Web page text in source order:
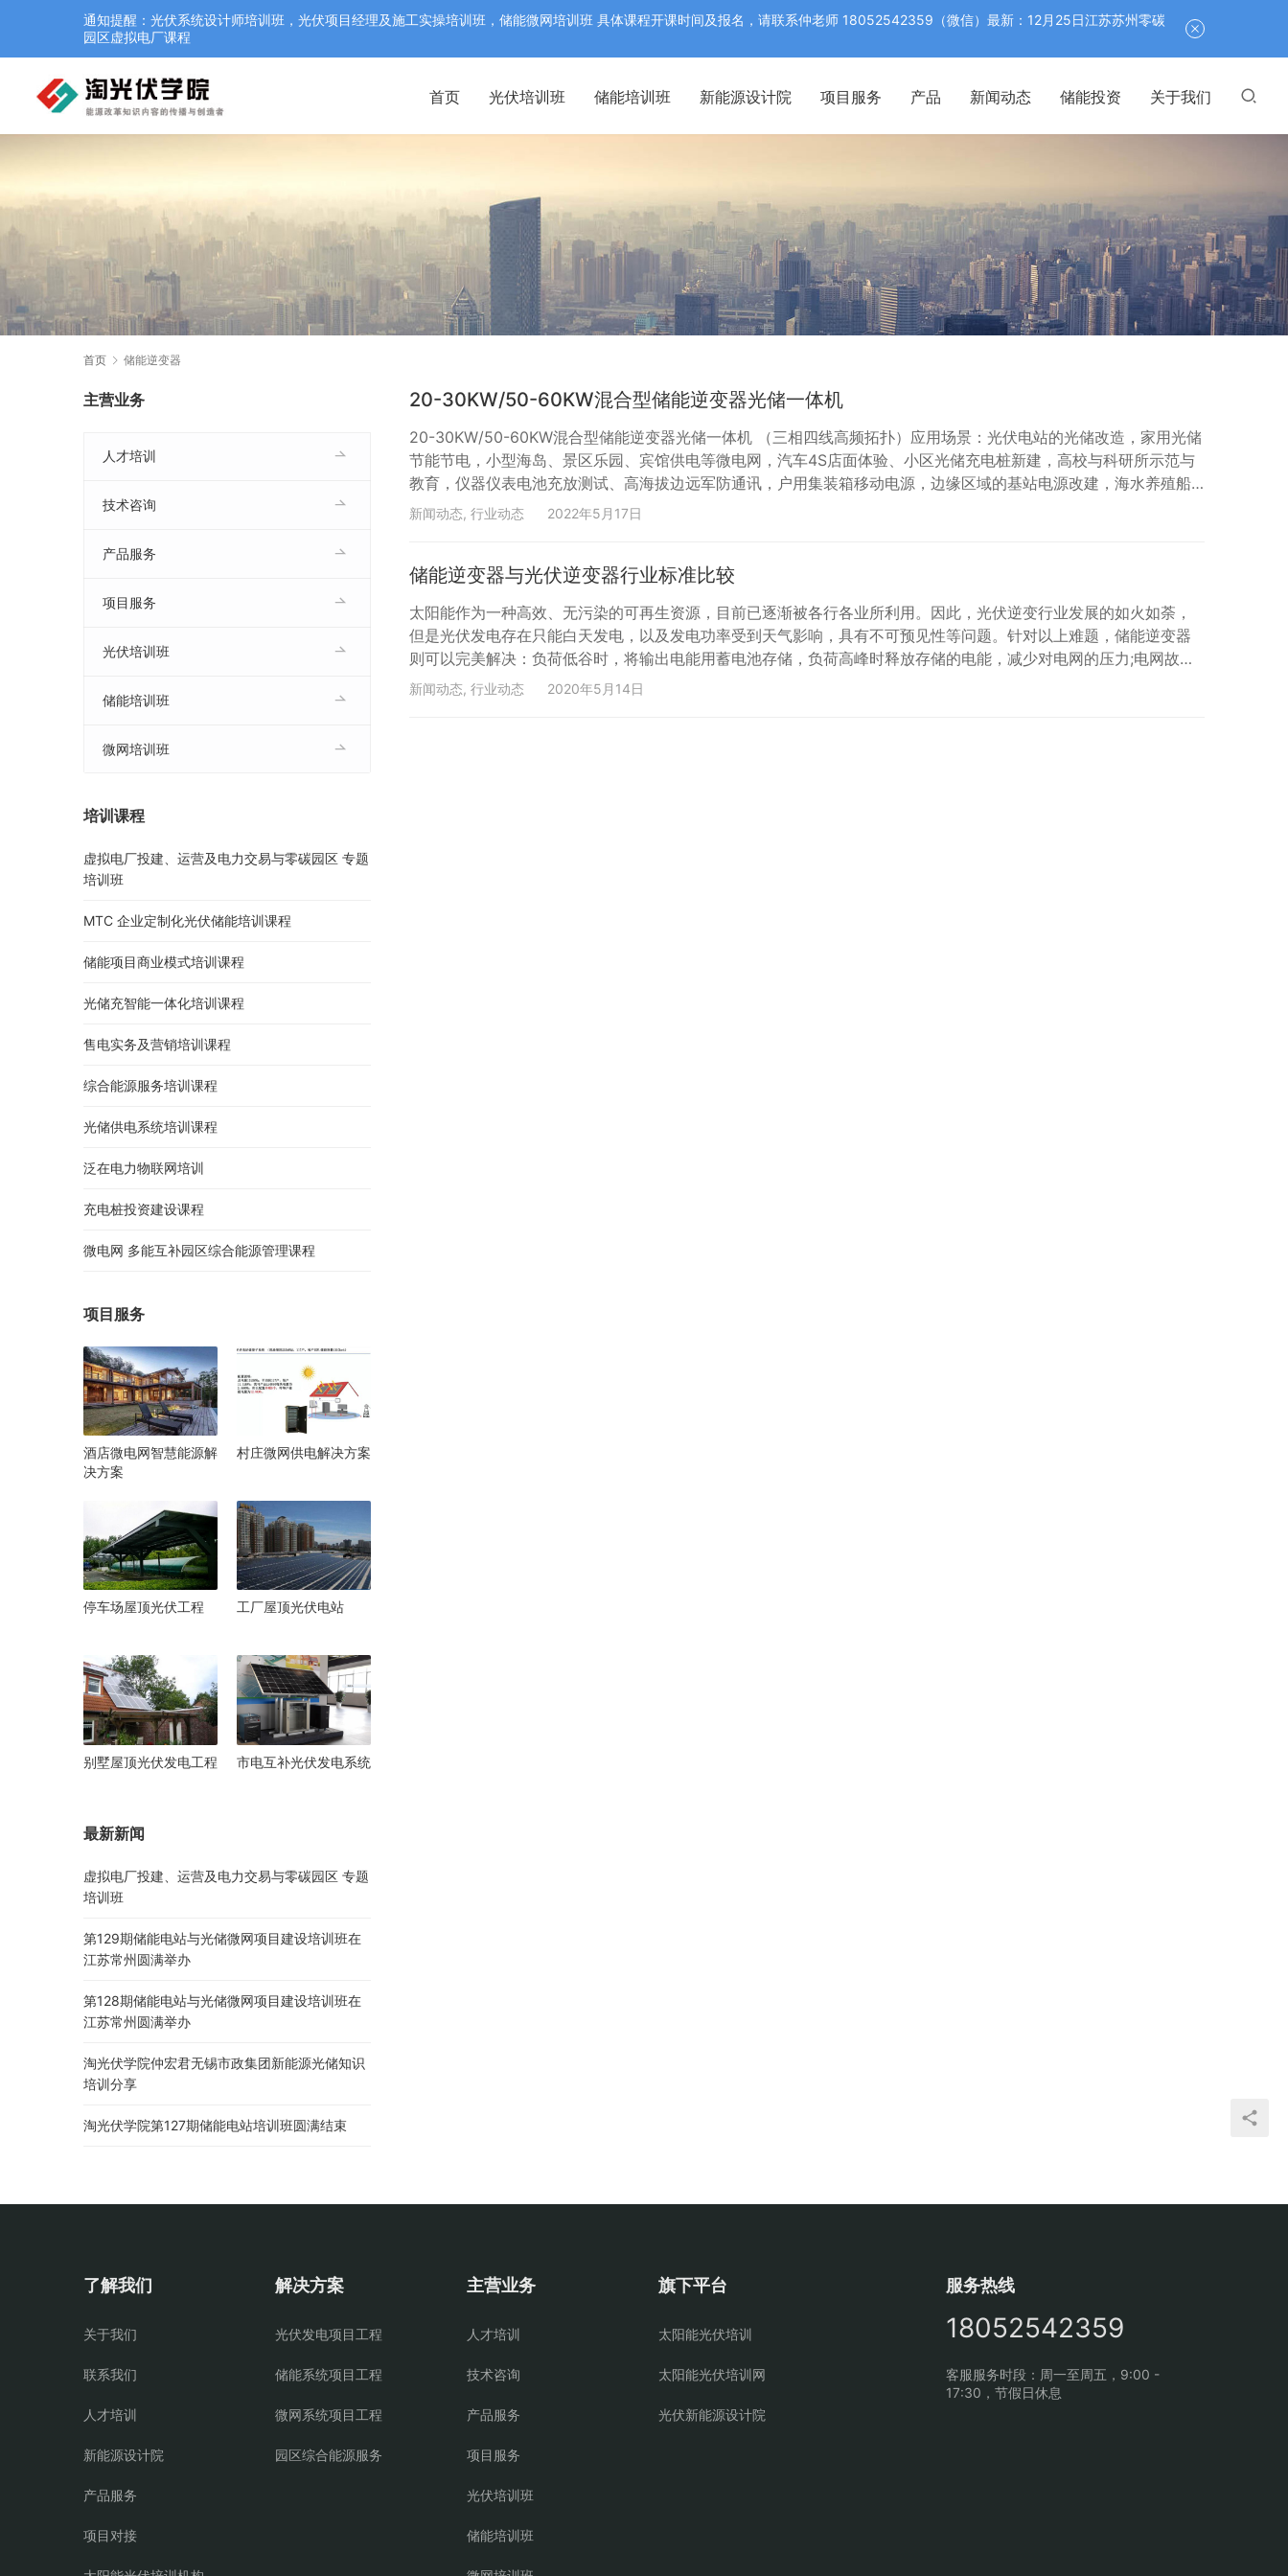
首页 光伏培训班 储能培训班 新能源设计院 项目服务 产品 新闻动态 储能投资 关于我们
首页 储能逆变器
20-30KW/50-60KW混合型储能逆变器光储一体机
20-30KW/50-60KW混合型储能逆变器光储一体机 （三相四线高频拓扑）应用场景：光伏电站的光储改造，家用光储
节能节电，小型海岛、景区乐园、宾馆供电等微电网，汽车4S店面体验、小区光储充电桩新建，高校与科研所示范与
教育，仪器仪表电池充放测试、高海拔边远军防通讯，户用集装箱移动电源，边缘区域的基站电源改建，海水养殖船
用电源。产品亮点：一、 适应性1.三相100%不平衡负载，负载适应性强2.多种通讯模式（RS485、WIFI、GPRS、蓝
新闻动态, 行业动态 2022年5月17日
储能逆变器与光伏逆变器行业标准比较
太阳能作为一种高效、无污染的可再生资源，目前已逐渐被各行各业所利用。因此，光伏逆变行业发展的如火如荼，
但是光伏发电存在只能白天发电，以及发电功率受到天气影响，具有不可预见性等问题。针对以上难题，储能逆变器
则可以完美解决：负荷低谷时，将输出电能用蓄电池存储，负荷高峰时释放存储的电能，减少对电网的压力;电网故障
时，切换至离网模式继续供电…… 那么光伏逆变器和储能逆变器在功能上到底有何差异呢?主要在以下三点体现：  储
新闻动态, 行业动态 2020年5月14日
主营业务
人才培训
技术咨询
产品服务
项目服务
光伏培训班
储能培训班
微网培训班
培训课程
虚拟电厂投建、运营及电力交易与零碳园区 专题
培训班
MTC 企业定制化光伏储能培训课程
储能项目商业模式培训课程
光储充智能一体化培训课程
售电实务及营销培训课程
综合能源服务培训课程
光储供电系统培训课程
泛在电力物联网培训
充电桩投资建设课程
微电网 多能互补园区综合能源管理课程
项目服务
酒店微电网智慧能源解
决方案
村庄微网供电解决方案
停车场屋顶光伏工程 工厂屋顶光伏电站
别墅屋顶光伏发电工程 市电互补光伏发电系统
最新新闻
虚拟电厂投建、运营及电力交易与零碳园区 专题
培训班
第129期储能电站与光储微网项目建设培训班在
江苏常州圆满举办
第128期储能电站与光储微网项目建设培训班在
江苏常州圆满举办
淘光伏学院仲宏君无锡市政集团新能源光储知识
培训分享
淘光伏学院第127期储能电站培训班圆满结束
了解我们
关于我们
联系我们
人才培训
新能源设计院
产品服务
项目对接
解决方案
光伏发电项目工程
储能系统项目工程
微网系统项目工程
园区综合能源服务
主营业务
人才培训
技术咨询
产品服务
项目服务
光伏培训班
储能培训班
旗下平台
太阳能光伏培训
太阳能光伏培训网
光伏新能源设计院
服务热线
18052542359
客服服务时段：周一至周五，9:00 -
17:30，节假日休息
通知提醒：光伏系统设计师培训班，光伏项目经理及施工实操培训班，储能微网培训班 具体课程开课时间及报名，请联系仲老师 18052542359（微信）最新：12月25日江苏苏州零碳
园区虚拟电厂课程